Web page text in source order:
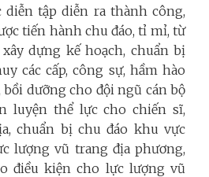
diễn tập diễn ra thành công,
tiến hành chu đáo, tỉ mỉ, từ
dựng kế hoạch, chuẩn bị
các cấp, công sự, hầm hào
bồi dưỡng cho đội ngũ cán bộ
luyện thể lực cho chiến sĩ,
chuẩn bị chu đáo khu vực
lượng vũ trang địa phương,
điều kiện cho lực lượng vũ